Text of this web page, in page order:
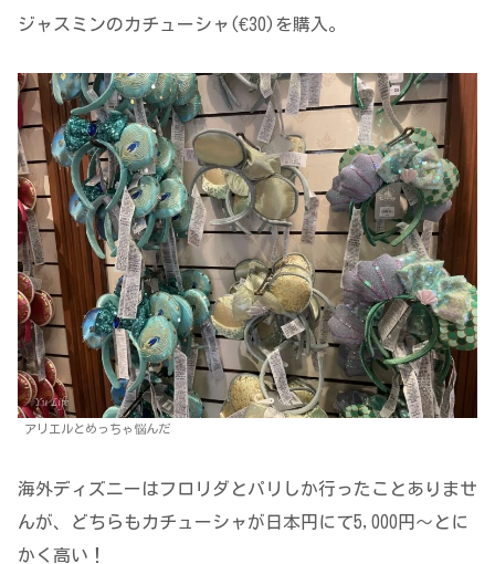
ジャスミンのカチューシャ(€30)を購入。
アリエルとめっちゃ悩んだ
海外ディズニーはフロリダとパリしか行ったことありませ
んが、どちらもカチューシャが日本円にて5,000円〜とに
かく高い！